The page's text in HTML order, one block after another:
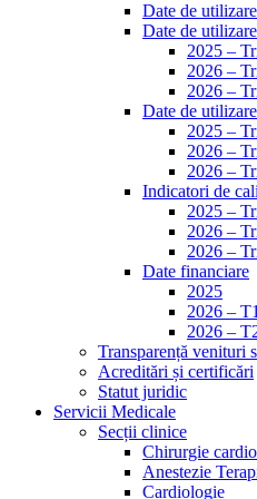
Date de
Date de
2025 –
2026 –
2026 –
Date de
2025 –
2026 –
2026 –
Indicatori de
2025 –
2026 –
2026 –
Date financiare
2025
2026 – T1
2026 –
Transparență venituri
Acreditări și certificări
Statut juridic
Servicii Medicale
Secții clinice
Chirurgie
Anestezie
Cardiologie